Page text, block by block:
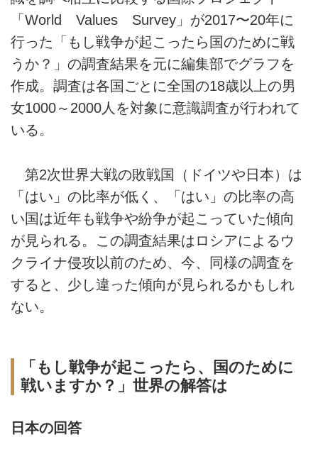
「World Values Survey」が2017〜20年に
行った「もし戦争が起こったら国のために戦
うか？」の調査結果を元に編集部でグラフを
作成。調査は各国ごとに全国の18歳以上の男
女1000～2000人を対象に意識調査が行われて
いる。
第2次世界大戦の敗戦国（ドイツや日本）は
「はい」の比率が低く、「はい」の比率の高
い国は近年も戦争や紛争が起こっていた傾向
が見られる。この調査結果はロシアによるウ
クライナ侵攻以前のため、今、同様の調査を
すると、少し違った傾向が見られるかもしれ
ない。
「もし戦争が起こったら、国のために
戦いますか？」世界の解答は
日本の回答